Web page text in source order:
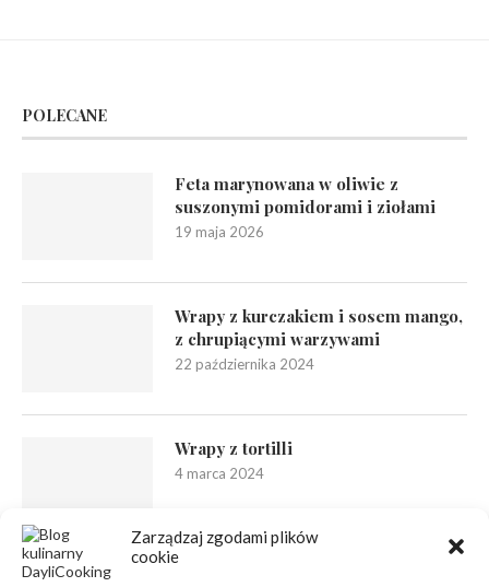
Zarządzaj zgodami plików
cookie
POLECANE
Feta marynowana w oliwie z
suszonymi pomidorami i ziołami
19 maja 2026
Wrapy z kurczakiem i sosem mango,
z chrupiącymi warzywami
22 października 2024
Wrapy z tortilli
4 marca 2024